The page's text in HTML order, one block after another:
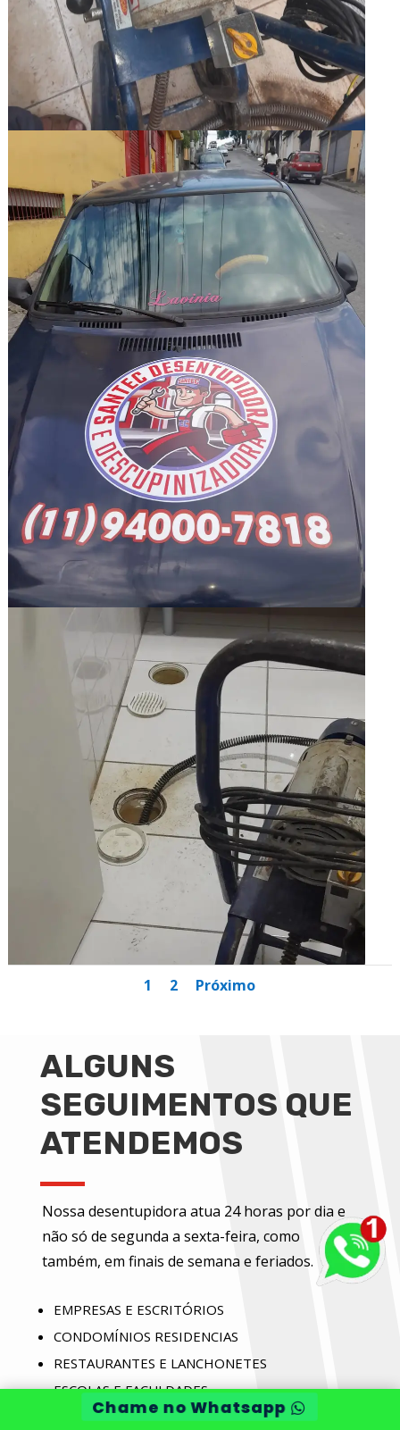
1 2 Próximo
ALGUNS
SEGUIMENTOS QUE
ATENDEMOS
Nossa desentupidora atua 24 horas por dia e
não só de segunda a sexta-feira, como
também, em finais de semana e feriados.
EMPRESAS E ESCRITÓRIOS
CONDOMÍNIOS RESIDENCIAS
RESTAURANTES E LANCHONETES
ESCOLAS E FACULDADES
INDÚSTRIAS E COMÉRCIOS
Chame no Whatsapp